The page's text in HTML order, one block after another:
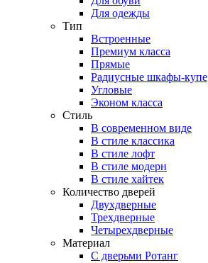
Для одежды
Тип
Встроенные
Премиум класса
Прямые
Радиусные шкафы-купе
Угловые
Эконом класса
Стиль
В современном виде
В стиле классика
В стиле лофт
В стиле модерн
В стиле хайтек
Количество дверей
Двухдверные
Трехдверные
Четырехдверные
Материал
C дверьми Ротанг